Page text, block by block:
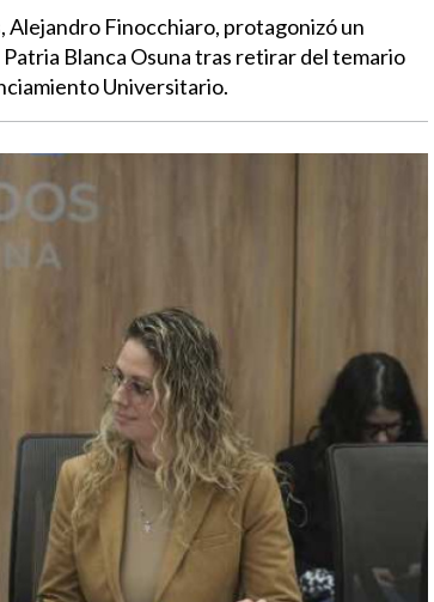
Alejandro Finocchiaro, protagonizó un
Blanca Osuna tras retirar del temario
Universitario.